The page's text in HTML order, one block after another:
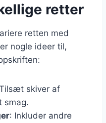
retter
retten med
nogle ideer til,
skiver af
smag.
: Inkluder andre